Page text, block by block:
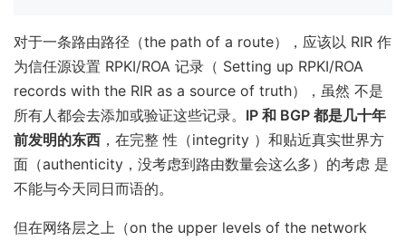
对于一条路由路径（the path of a route），应该以 RIR 作
为信任源设置 RPKI/ROA 记录（ Setting up RPKI/ROA
records with the RIR as a source of truth），虽然 不是
所有人都会去添加或验证这些记录。 IP 和 BGP 都是几十年
前发明的东西 ，在完整 性（integrity ）和贴近真实世界方
面（authenticity，没考虑到路由数量会这么多）的考虑 是
不能与今天同日而语的。
但在网络层之上（on the upper levels of the network